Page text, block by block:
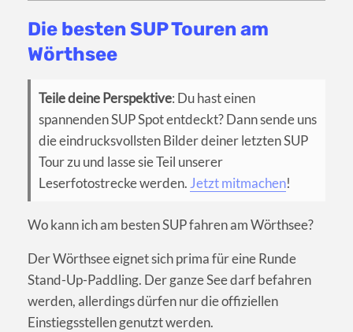
Die besten SUP Touren am
Wörthsee
Teile deine Perspektive: Du hast einen
spannenden SUP Spot entdeckt? Dann sende uns
die eindrucksvollsten Bilder deiner letzten SUP
Tour zu und lasse sie Teil unserer
Leserfotostrecke werden.Jetzt mitmachen!
Wo kann ich am besten SUP fahren am Wörthsee?
Der Wörthsee eignet sich prima für eine Runde
Stand-Up-Paddling. Der ganze See darf befahren
werden, allerdings dürfen nur die offiziellen
Einstiegsstellen genutzt werden.